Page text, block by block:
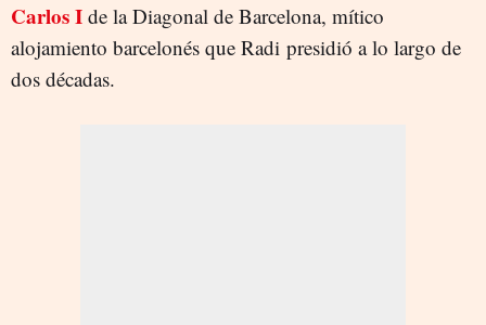
Carlos I de la Diagonal de Barcelona, mítico
alojamiento barcelonés que Radi presidió a lo largo de
dos décadas.